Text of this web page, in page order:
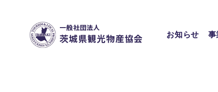
content
お知らせ
事